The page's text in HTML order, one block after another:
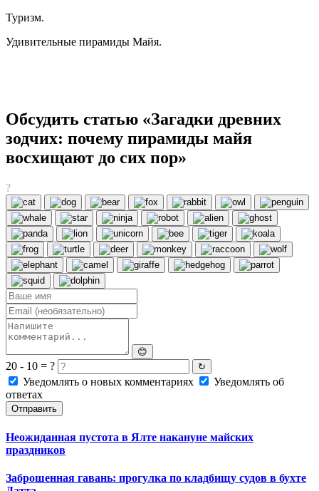
Туризм.
Удивительные пирамиды Майя.
Обсудить статью «Загадки древних
зодчих: почему пирамиды майя
восхищают до сих пор»
?
😊
20 - 10 = ? ↻
Уведомлять о новых комментариях
Уведомлять об
ответах
Отправить
Неожиданная пустота в Ялте накануне майских
праздников
Заброшенная гавань: прогулка по кладбищу судов в бухте